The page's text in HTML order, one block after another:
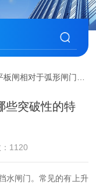
于弧形闸门有哪些突破性的特点？让我带你了解一下
些突破性的特
1120
水闸门。常见的有上升